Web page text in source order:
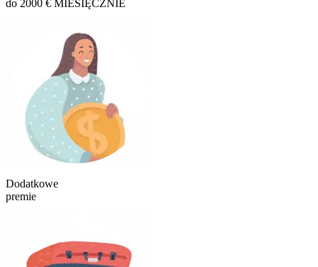
do 2000 € MIESIĘCZNIE
Dodatkowe
premie